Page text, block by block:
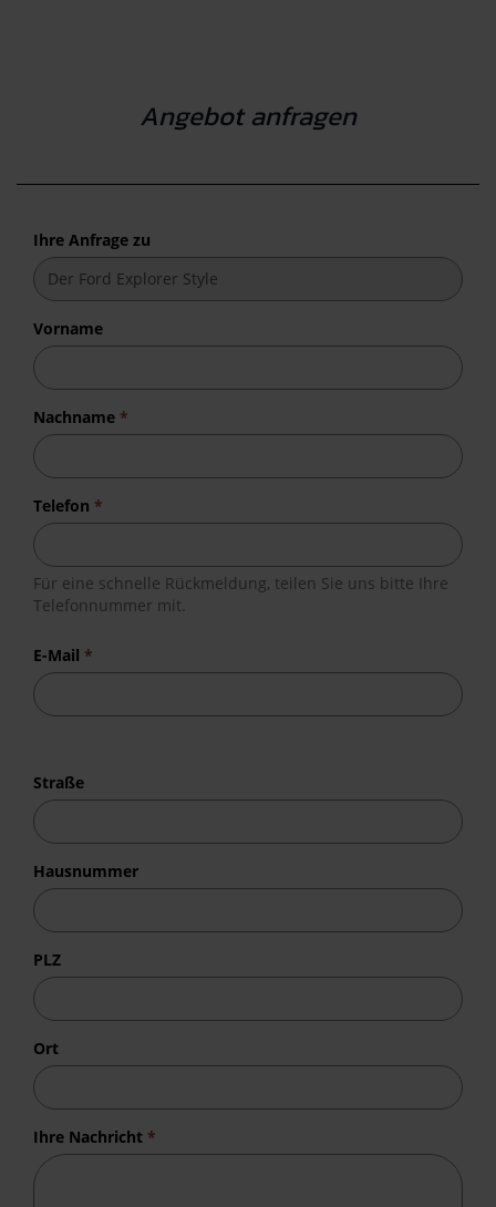
Angebot anfragen
Ihre Anfrage zu
Vorname
Nachname *
Telefon *
Für eine schnelle Rückmeldung, teilen Sie uns bitte Ihre
Telefonnummer mit.
E-Mail *
Straße
Hausnummer
PLZ
Ort
Ihre Nachricht *